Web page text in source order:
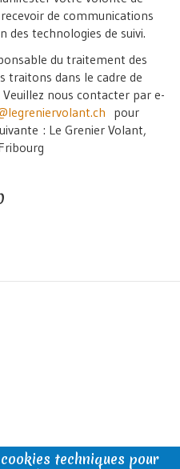
de communications
technologies de suivi.
du traitement des
traitons dans le cadre de
nous contacter par e-
pour
: Le Grenier Volant,
techniques pour